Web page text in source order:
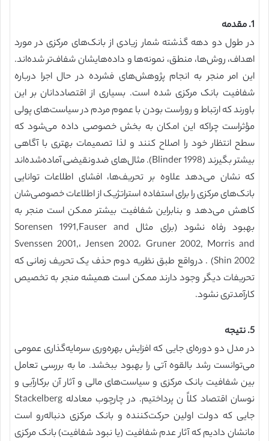
1. مقدمه
در طول دو دهه گذشته شمار زیادی از بانک‌های مرکزی در مورد
اهداف، روش‌ها، منطق، نمونه‌ها و داده‌هایشان شفاف‌تر شده‌اند.
این امر منجر به انجام پژوهش‌های فشرده در حال اجرا درباره
شفافیت بانک مرکزی شده است. بسیاری از اقتصاددانان بر این
باورند که ارتباط و روراست بودن با عموم مردم در سیاست‌های پولی
مؤثراست چراکه این امکان به بخش خصوصی داده می‌شود که
سطح انتظار خود را اصلاح کنند و لذا تصمیمات بهتری با آگاهی
بیشتر بگیرند (Blinder 1998). مثال‌های ضدونقیضی آماده‌شده‌اند
که نشان می‌دهد علاوه بر تحریف‌ها، افشای اطلاعات توانایی
بانک‌های مرکزی را برای استفاده استراتژیک از اطلاعات خصوصی‌شان
کاهش می‌دهد و بنابراین شفافیت بیشتر ممکن است منجر به
بهبود رفاه نشود (برای مثال Sorensen 1991,Fauser and
Svenssen 2001,، Jensen 2002، Gruner 2002, Morris and
Shin 2002) . درواقع طبق نظریه دوم حذف یک تحریف زمانی که
تحریفات دیگر وجود دارند ممکن است همیشه منجر به تخصیص
کارآمدتری نشود.
5. نتیجه
در مدل دو دوره‌ای جایی که افزایش بهره‌وری سرمایه‌گذاری عمومی
می‌توانست رشد بالقوه آتی را بهبود ببخشد. ما به بررسی تعامل
بین شفافیت بانک مرکزی و سیاست‌های مالی و آثار آن برکارآیی و
نوسان اقتصاد کلاً ن پرداختیم. در چارچوب معادله Stackelberg
جایی که دولت اولین حرکت‌کننده و بانک مرکزی دنباله‌رو است
مانشان دادیم که آثار عدم شفافیت (یا نبود شفافیت) بانک مرکزی